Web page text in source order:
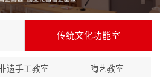
传统文化功能室
遗手工教室 陶艺教室